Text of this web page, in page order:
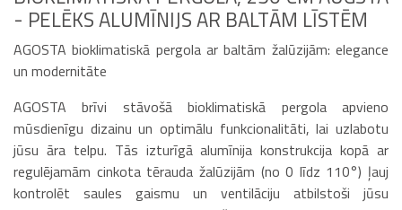
- PELĒKS ALUMĪNIJS AR BALTĀM LĪSTĒM
AGOSTA bioklimatiskā pergola ar baltām žalūzijām: elegance
un modernitāte
AGOSTA brīvi stāvošā bioklimatiskā pergola apvieno
mūsdienīgu dizainu un optimālu funkcionalitāti, lai uzlabotu
jūsu āra telpu. Tās izturīgā alumīnija konstrukcija kopā ar
regulējamām cinkota tērauda žalūzijām (no 0 līdz 110°) ļauj
kontrolēt saules gaismu un ventilāciju atbilstoši jūsu